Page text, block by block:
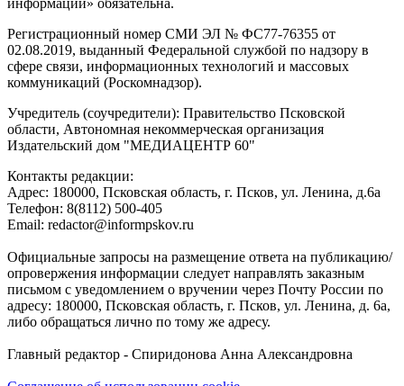
информации» обязательна.
Регистрационный номер СМИ ЭЛ № ФС77-76355 от
02.08.2019, выданный Федеральной службой по надзору в
сфере связи, информационных технологий и массовых
коммуникаций (Роскомнадзор).
Учредитель (соучредители): Правительство Псковской
области, Автономная некоммерческая организация
Издательский дом "МЕДИАЦЕНТР 60"
Контакты редакции:
Адреc: 180000, Псковская область, г. Псков, ул. Ленина, д.6а
Телефон: 8(8112) 500-405
Email: redactor@informpskov.ru
Официальные запросы на размещение ответа на публикацию/
опровержения информации следует направлять заказным
письмом с уведомлением о вручении через Почту России по
адресу: 180000, Псковская область, г. Псков, ул. Ленина, д. 6а,
либо обращаться лично по тому же адресу.
Главный редактор - Спиридонова Анна Александровна